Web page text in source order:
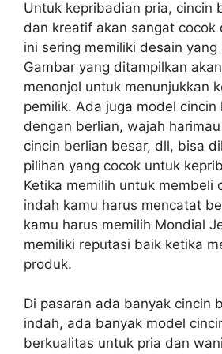
Untuk kepribadian pria, cincin
dan kreatif akan sangat cocok
ini sering memiliki desain yang
Gambar yang ditampilkan
menonjol untuk menunjukkan
pemilik. Ada juga model cincin
dengan berlian, wajah
cincin berlian besar, dll, bisa
pilihan yang cocok untuk
Ketika memilih untuk membeli
indah kamu harus mencatat
kamu harus memilih Mondial
memiliki reputasi baik ketika
produk.
Di pasaran ada banyak cincin
indah, ada banyak model
berkualitas untuk pria dan